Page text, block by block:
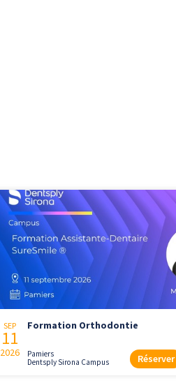
SEP
11
2026
Formation Orthodontie
Pamiers
Dentsply Sirona Campus
Réserver